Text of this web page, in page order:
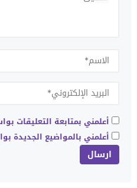
أعلمني بمتابعة التعليقات
أعلمني بالمواضيع الجديدة